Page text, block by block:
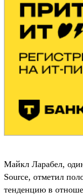
Майкл Ларабел,
Source, отметил
тенденцию в